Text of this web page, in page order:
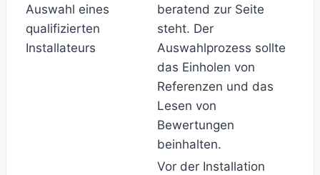
Auswahl eines
qualifizierten
Installateurs
beratend zur Seite
steht. Der
Auswahlprozess sollte
das Einholen von
Referenzen und das
Lesen von
Bewertungen
beinhalten.
Vor der Installation